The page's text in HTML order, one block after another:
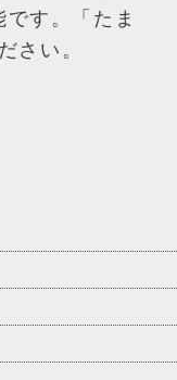
す。「たま
さい。